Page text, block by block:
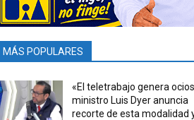
MÁS POPULARES
«El teletrabajo genera
ministro Luis Dyer anuncia
recorte de esta modalidad